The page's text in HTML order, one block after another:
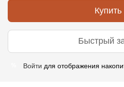
Купить
Быстрый
Войти для отображения